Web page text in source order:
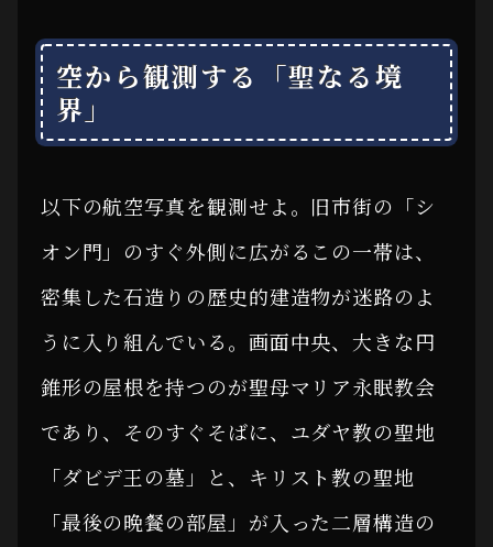
空から観測する「聖なる境
界」
以下の航空写真を観測せよ。旧市街の「シ
オン門」のすぐ外側に広がるこの一帯は、
密集した石造りの歴史的建造物が迷路のよ
うに入り組んでいる。画面中央、大きな円
錐形の屋根を持つのが聖母マリア永眠教会
であり、そのすぐそばに、ユダヤ教の聖地
「ダビデ王の墓」と、キリスト教の聖地
「最後の晩餐の部屋」が入った二層構造の